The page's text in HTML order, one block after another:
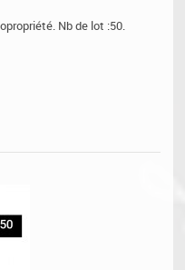
Nb de lot :50.